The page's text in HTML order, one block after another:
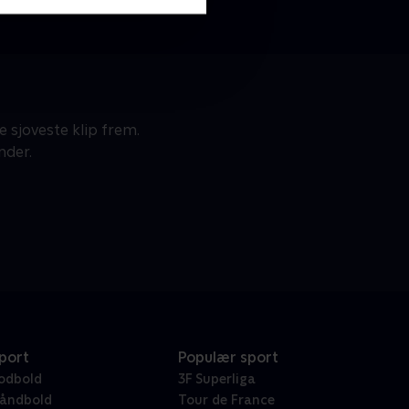
sjoveste klip frem.
Populær sport
3F Superliga
Tour de France